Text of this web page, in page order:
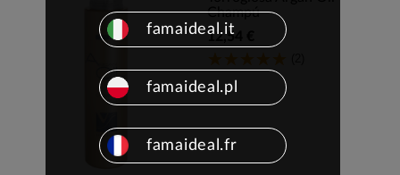
Champú
12,54 €
famaideal.it
famaideal.pl
famaideal.fr